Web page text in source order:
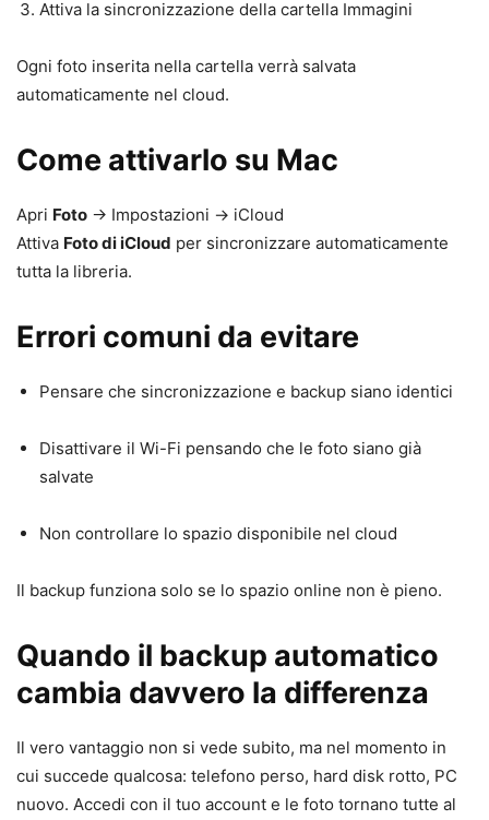
Attiva la sincronizzazione della cartella Immagini
Ogni foto inserita nella cartella verrà salvata
automaticamente nel cloud.
Come attivarlo su Mac
Apri Foto → Impostazioni → iCloud
Attiva Foto di iCloud per sincronizzare automaticamente
tutta la libreria.
Errori comuni da evitare
Pensare che sincronizzazione e backup siano identici
Disattivare il Wi-Fi pensando che le foto siano già
salvate
Non controllare lo spazio disponibile nel cloud
Il backup funziona solo se lo spazio online non è pieno.
Quando il backup automatico
cambia davvero la differenza
Il vero vantaggio non si vede subito, ma nel momento in
cui succede qualcosa: telefono perso, hard disk rotto, PC
nuovo. Accedi con il tuo account e le foto tornano tutte al